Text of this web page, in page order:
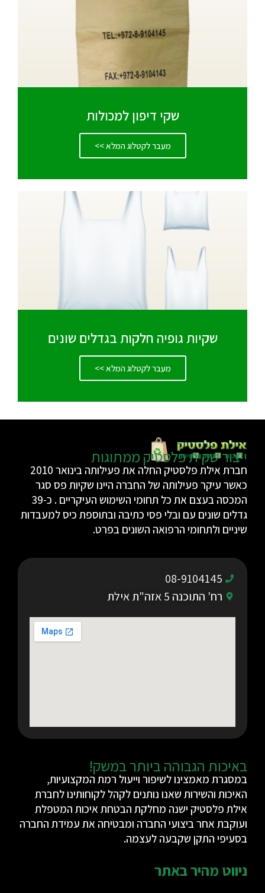
שקי דיפון למכולות
מעבר לקטלוג המלא >>
שקיות גופיה חלקות בגדלים שונים
מעבר לקטלוג המלא >>
ייצור שקית פלסטיק ממתוגות
חברת אילת פלסטיק החלה את פעילותה בינואר 2010
כאשר עיקר פעילותה של החברה היינו שקיות פס סגר
המכסה בעצם את כל תחומי השימוש העיקריים . כ-39
גדלים שונים עם ובלי פסי כתיבה ובתוספת כיס למעבדות
שיניים ולתחומי הרפואה השונים בפרט.
08-9104145
רח' התוכנה 5 אזה"ת אילת
באיכות הגבוהה ביותר במשק!
במסגרת מאמצינו לשיפור וייעול רמת המקצועיות,
האיכות והשירות שאנו נותנים לקהל לקוחותינו לחברת
אילת פלסטיק ישנה מחלקת הבטחת איכות המטפלת
ועוקבת אחר ביצועי החברה ומבטיחה את עמידת החברה
בסעיפי התקן שקבעה לעצמה.
ניווט מהיר באתר